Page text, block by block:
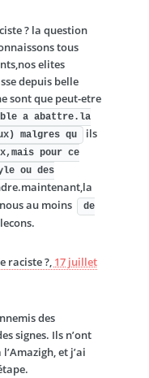
? la question
tous
elites
depuis belle
sont que peut-etre
a abattre.la
malgres qu
ils
pour ce
ou des
au moins
de
raciste ?, 17 juillet
des
signes. Ils n’ont
et j’ai